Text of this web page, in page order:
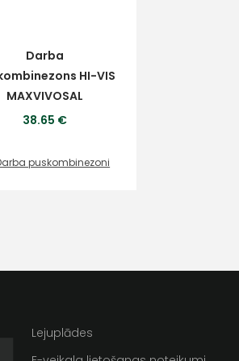
Darba
HI-VIS
MAXVIVOSAL
38.65 €
puskombinezoni
Lejuplādes